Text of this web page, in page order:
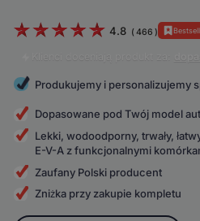
4.8 ( 466 )
Klienci doceniają produkt za:
Produkujemy i personalizujemy
Dopasowane pod Twój model
Lekki, wodoodporny, trwały,
E-V-A z funkcjonalnymi
Zaufany Polski producent
Zniżka przy zakupie kompletu